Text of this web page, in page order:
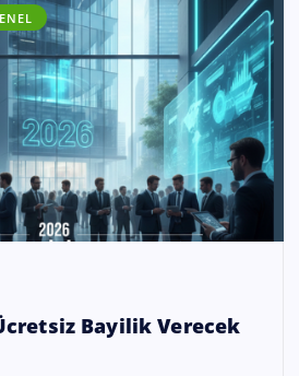
Bayilik Verecek